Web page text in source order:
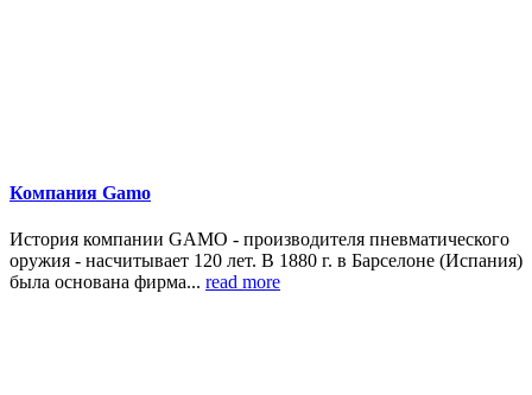
Компания Gamo
История компании GAMO - производителя пневматического
оружия - насчитывает 120 лет. В 1880 г. в Барселоне (Испания)
была основана фирма... read more